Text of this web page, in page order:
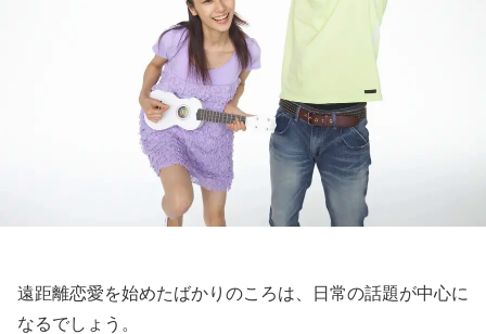
遠距離恋愛を始めたばかりのころは、日常の話題が中心に
なるでしょう。